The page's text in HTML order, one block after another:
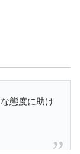
な態度に助け